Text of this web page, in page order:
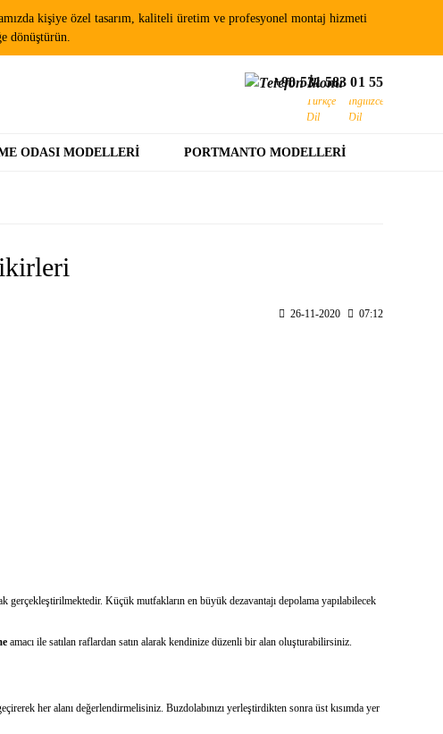
kişiye özel tasarım, kaliteli üretim ve profesyonel montaj hizmeti
dönüştürün.
+90 531 583 01 55
ODASI MODELLERI PORTMANTO MODELLERI
26-11-2020 07:12
Küçük mutfakların en büyük dezavantajı depolama yapılabilecek
amacı ile satılan raflardan satın alarak kendinize düzenli bir alan oluşturabilirsiniz.
her alanı değerlendirmelisiniz. Buzdolabınızı yerleştirdikten sonra üst kısımda yer